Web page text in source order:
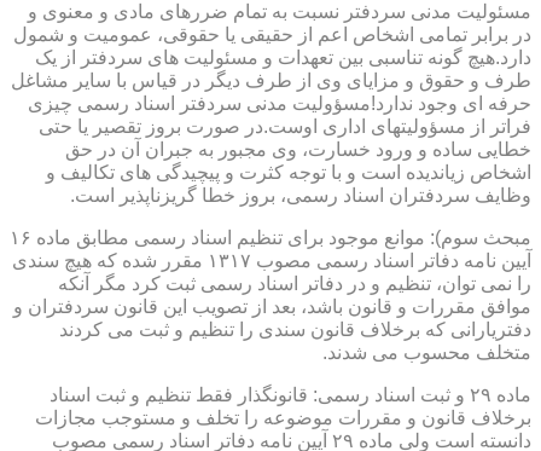
مسئولیت مدنی سردفتر نسبت به تمام ضررهای مادی و معنوی و
در برابر تمامی اشخاص اعم از حقیقی یا حقوقی، عمومیت و شمول
دارد.هیچ گونه تناسبی بین تعهدات و مسئولیت های سردفتر از یک
طرف و حقوق و مزایای وی از طرف دیگر در قیاس با سایر مشاغل
حرفه ای وجود ندارد!مسؤولیت مدنی سردفتر اسناد رسمی چیزی
فراتر از مسؤولیتهای اداری اوست.در صورت بروز تقصیر یا حتی
خطایی ساده و ورود خسارت، وی مجبور به جبران آن در حق
اشخاص زیاندیده است و با توجه کثرت و پیچیدگی های تکالیف و
وظایف سردفتران اسناد رسمی، بروز خطا گریزناپذیر است.
مبحث سوم): موانع موجود برای تنظیم اسناد رسمی مطابق ماده ۱۶
آیین نامه دفاتر اسناد رسمی مصوب ۱۳۱۷ مقرر شده که هیچ سندی
را نمی توان، تنظیم و در دفاتر اسناد رسمی ثبت کرد مگر آنکه
موافق مقررات و قانون باشد، بعد از تصویب این قانون سردفتران و
دفتریارانی که برخلاف قانون سندی را تنظیم و ثبت می کردند
متخلف محسوب می شدند.
ماده ۲۹ و ثبت اسناد رسمی: قانونگذار فقط تنظیم و ثبت اسناد
برخلاف قانون و مقررات موضوعه را تخلف و مستوجب مجازات
دانسته است ولی ماده ۲۹ آیین نامه دفاتر اسناد رسمی مصوب